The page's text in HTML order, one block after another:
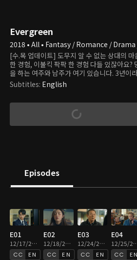
Evergreen
2018 • All • Fantasy / Romance /
[수.목 업데이트] 도무지 알 수 없는 상대의
한 경험, 이불킥 팍팍 한 경험 다들 있잖아요?
을 하는 여주와 남주가 여기 있습니다. 3년이
전! 시원하게 차인 여자. '연애허당' 서유리, 연
성적인 남자의 전형이지만 어쩌다보니 가문
긴 커피 한 잔으로 지독한 인연의 끈에 얽혀버
만들어갈 감정이입 100% 예약 '썸로맨스'. 이
Subtitles: English
Episodes
E01
12/17/2025 • 51m
EN
E02
12/18/2025 • 47m
EN
E03
12/24/2025 • 48m
EN
E04
12/25/
EN